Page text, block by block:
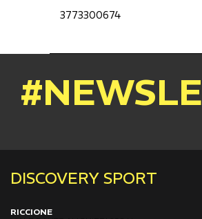
3773300674
DISCOVERY SPORT
RICCIONE